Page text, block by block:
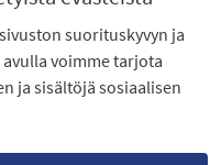
suorituskyvyn ja
voimme tarjota
ja sisältöjä sosiaalisen
Kenulle